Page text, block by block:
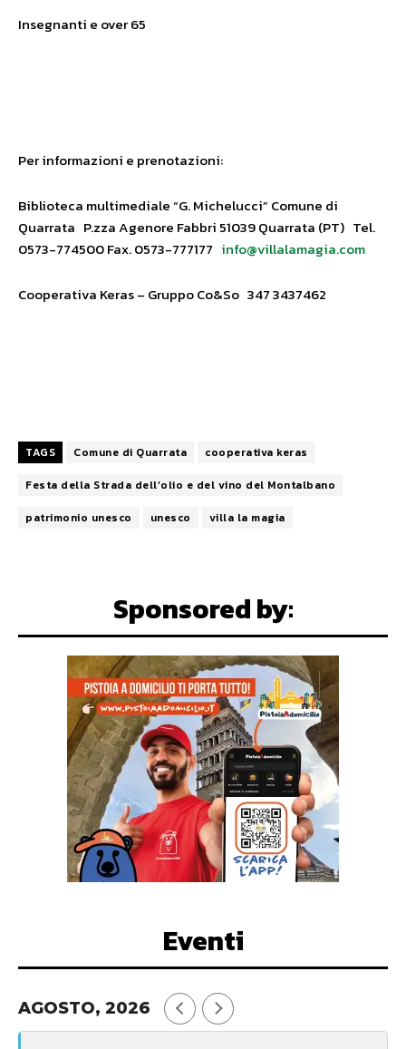
Insegnanti e over 65
Per informazioni e prenotazioni:
Biblioteca multimediale “G. Michelucci” Comune di
Quarrata P.zza Agenore Fabbri 51039 Quarrata (PT) Tel.
0573-774500 Fax. 0573-777177 info@villalamagia.com
Cooperativa Keras – Gruppo Co&So 347 3437462
TAGS Comune di Quarrata
cooperativa keras
Festa della Strada dell’olio e del vino del Montalbano
patrimonio unesco
unesco villa la magia
Sponsored by:
Eventi
AGOSTO, 2026